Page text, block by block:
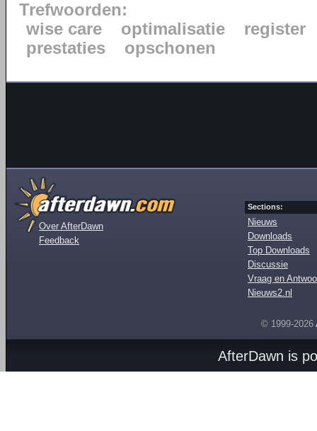
Trefwoorden:
wise care
optimalisatie
register
prestaties
opschonen
Over AfterDawn
Feedback
Sections:
Nieuws
Downloads
Top Downloads
Discussie
Vraag en
Nieuws2.nl
© 1999-2026
AfterDawn is